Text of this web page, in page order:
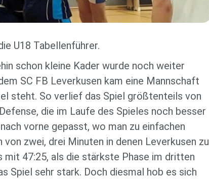
U18 Tabellenführer.
schon kleine Kader wurde noch weiter
SC FB Leverkusen kam eine Mannschaft
steht. So verlief das Spiel größtenteils von
die im Laufe des Spieles noch besser
vorne gepasst, wo man zu einfachen
zwei, drei Minuten in denen Leverkusen zu
47:25, als die stärkste Phase im dritten
Spiel sehr stark. Doch diesmal hob es sich